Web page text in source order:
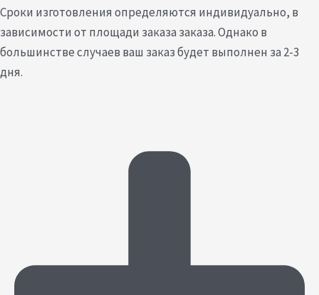
Сроки изготовления определяются индивидуально, в
зависимости от площади заказа заказа. Однако в
большинстве случаев ваш заказ будет выполнен за 2-3
дня.